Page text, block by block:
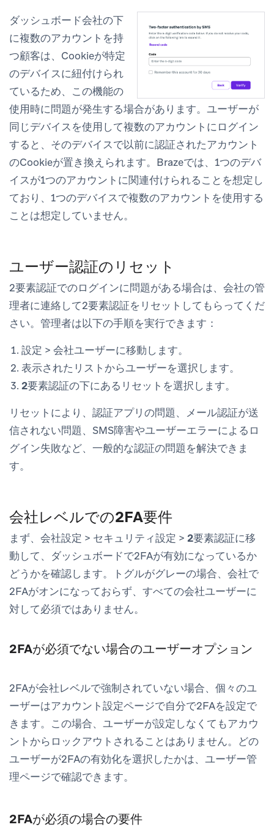
ダッシュボード会社の下
に複数のアカウントを持
つ顧客は、Cookieが特定
のデバイスに紐付けられ
ているため、この機能の
使用時に問題が発生する場合があります。ユーザーが
同じデバイスを使用して複数のアカウントにログイン
すると、そのデバイスで以前に認証されたアカウント
のCookieが置き換えられます。Brazeでは、1つのデバ
イスが1つのアカウントに関連付けられることを想定し
ており、1つのデバイスで複数のアカウントを使用する
ことは想定していません。
ユーザー認証のリセット
2要素認証でのログインに問題がある場合は、会社の管
理者に連絡して2要素認証をリセットしてもらってくだ
さい。管理者は以下の手順を実行できます：
設定 > 会社ユーザーに移動します。
表示されたリストからユーザーを選択します。
2要素認証の下にある リセット を選択します。
リセットにより、認証アプリの問題、メール認証が送
信されない問題、SMS障害やユーザーエラーによるロ
グイン失敗など、一般的な認証の問題を解決できま
す。
会社レベルでの2FA要件
まず、 会社設定 > セキュリティ設定 > 2要素認証に移
動して、ダッシュボードで2FAが有効になっているか
どうかを確認します。トグルがグレーの場合、会社で
2FAがオンになっておらず、すべての会社ユーザーに
対して必須ではありません。
2FAが必須でない場合のユーザーオプション
2FAが会社レベルで強制されていない場合、個々のユ
ーザーはアカウント設定ページで自分で2FAを設定で
きます。この場合、ユーザーが設定しなくてもアカウ
ントからロックアウトされることはありません。どの
ユーザーが2FAの有効化を選択したかは、ユーザー管
理ページで確認できます。
2FAが必須の場合の要件